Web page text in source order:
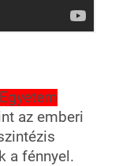
az emberi
a fénnyel.